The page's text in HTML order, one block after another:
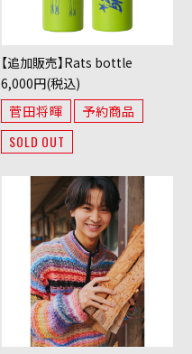
【追加販売】Rats bottle
6,000円(税込)
菅田将暉
予約商品
SOLD OUT